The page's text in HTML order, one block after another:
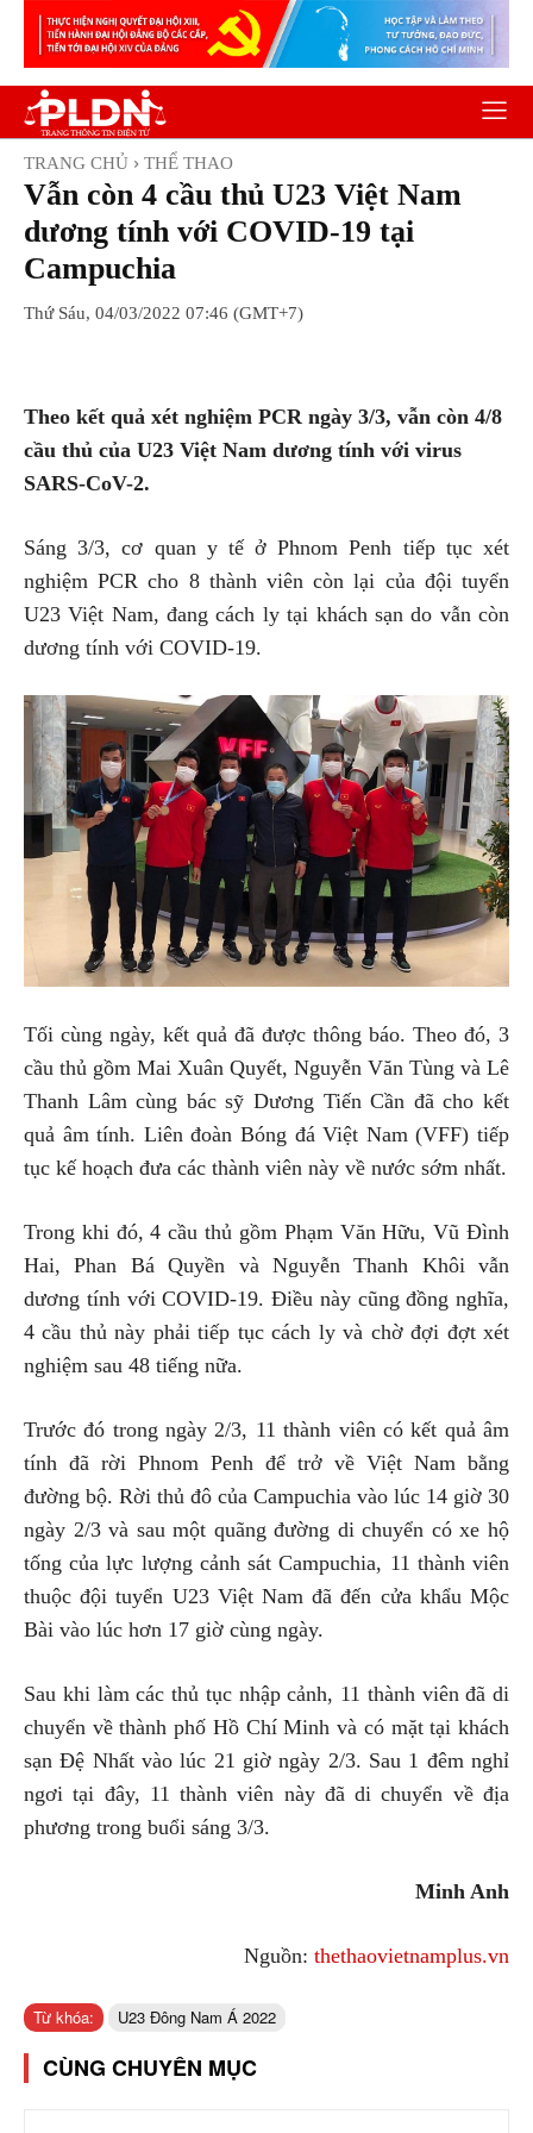
TRANG CHỦ THỂ THAO
Vẫn còn 4 cầu thủ U23 Việt Nam
dương tính với COVID-19 tại
Campuchia
Thứ Sáu, 04/03/2022 07:46 (GMT+7)
Theo kết quả xét nghiệm PCR ngày 3/3, vẫn còn 4/8
cầu thủ của U23 Việt Nam dương tính với virus
SARS-CoV-2.
Sáng 3/3, cơ quan y tế ở Phnom Penh tiếp tục xét
nghiệm PCR cho 8 thành viên còn lại của đội tuyển
U23 Việt Nam, đang cách ly tại khách sạn do vẫn còn
dương tính với COVID-19.
Tối cùng ngày, kết quả đã được thông báo. Theo đó, 3
cầu thủ gồm Mai Xuân Quyết, Nguyễn Văn Tùng và Lê
Thanh Lâm cùng bác sỹ Dương Tiến Cần đã cho kết
quả âm tính. Liên đoàn Bóng đá Việt Nam (VFF) tiếp
tục kế hoạch đưa các thành viên này về nước sớm nhất.
Trong khi đó, 4 cầu thủ gồm Phạm Văn Hữu, Vũ Đình
Hai, Phan Bá Quyền và Nguyễn Thanh Khôi vẫn
dương tính với COVID-19. Điều này cũng đồng nghĩa,
4 cầu thủ này phải tiếp tục cách ly và chờ đợi đợt xét
nghiệm sau 48 tiếng nữa.
Trước đó trong ngày 2/3, 11 thành viên có kết quả âm
tính đã rời Phnom Penh để trở về Việt Nam bằng
đường bộ. Rời thủ đô của Campuchia vào lúc 14 giờ 30
ngày 2/3 và sau một quãng đường di chuyển có xe hộ
tống của lực lượng cảnh sát Campuchia, 11 thành viên
thuộc đội tuyển U23 Việt Nam đã đến cửa khẩu Mộc
Bài vào lúc hơn 17 giờ cùng ngày.
Sau khi làm các thủ tục nhập cảnh, 11 thành viên đã di
chuyển về thành phố Hồ Chí Minh và có mặt tại khách
sạn Đệ Nhất vào lúc 21 giờ ngày 2/3. Sau 1 đêm nghỉ
ngơi tại đây, 11 thành viên này đã di chuyển về địa
phương trong buổi sáng 3/3.
Minh Anh
Nguồn: thethaovietnamplus.vn
Từ khóa: U23 Đông Nam Á 2022
CÙNG CHUYÊN MỤC